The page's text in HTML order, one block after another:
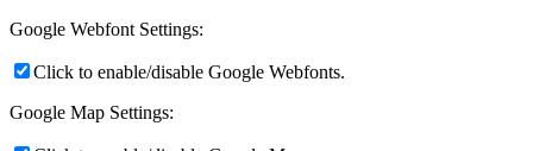
Google Webfont Settings:
Click to enable/disable Google Webfonts.
Google Map Settings: